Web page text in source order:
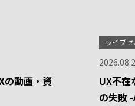
動画・資
ライブ
UX不在
の失敗